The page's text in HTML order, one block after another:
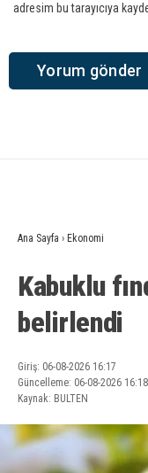
adresim bu tarayıcıya
Ana Sayfa › Ekonomi
Kabuklu
belirlendi
Giriş: 06-08-2026 16:17
Güncelleme: 06-08-2026 16:18
Kaynak: BULTEN